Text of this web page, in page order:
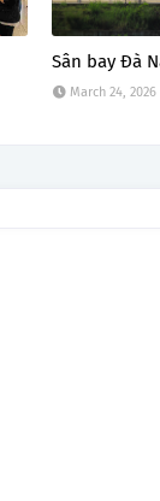
Sân bay Đà
March 24, 2026